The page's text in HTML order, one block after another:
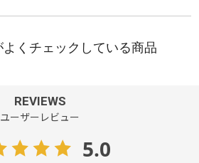
REVIEWS
ユーザーレビュー
5.0